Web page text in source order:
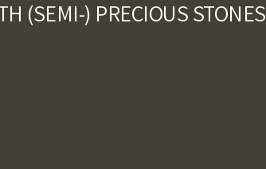
(SEMI-) PRECIOUS STONES